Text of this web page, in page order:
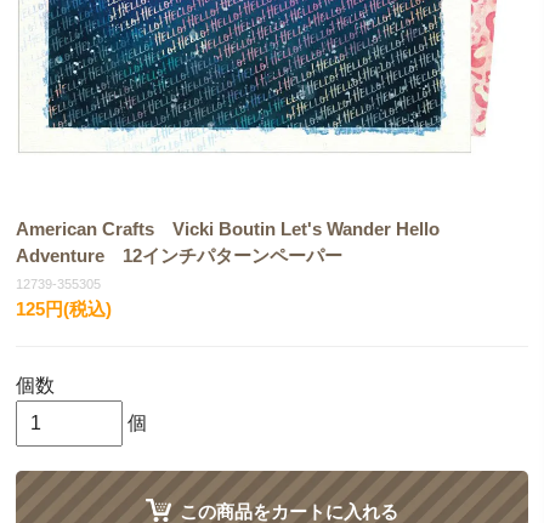
American Crafts Vicki Boutin Let's Wander Hello
Adventure 12インチパターンペーパー
12739-355305
125円(税込)
個数
個
この商品をカートに入れる